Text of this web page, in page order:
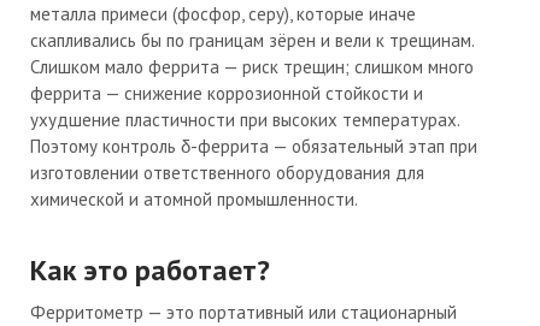
металла примеси (фосфор, серу), которые иначе
скапливались бы по границам зёрен и вели к трещинам.
Слишком мало феррита — риск трещин; слишком много
феррита — снижение коррозионной стойкости и
ухудшение пластичности при высоких температурах.
Поэтому контроль δ-феррита — обязательный этап при
изготовлении ответственного оборудования для
химической и атомной промышленности.
Как это работает?
Ферритометр — это портативный или стационарный